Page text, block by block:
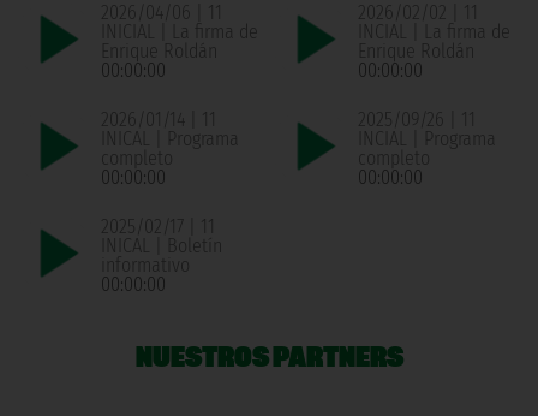
2026/04/06 | 11
INICIAL | La firma de
Enrique Roldán
00:00:00
2026/02/02 | 11
INCIAL | La firma de
Enrique Roldán
00:00:00
2026/01/14 | 11
INICAL | Programa
completo
00:00:00
2025/09/26 | 11
INCIAL | Programa
completo
00:00:00
2025/02/17 | 11
INICAL | Boletín
informativo
00:00:00
NUESTROS PARTNERS